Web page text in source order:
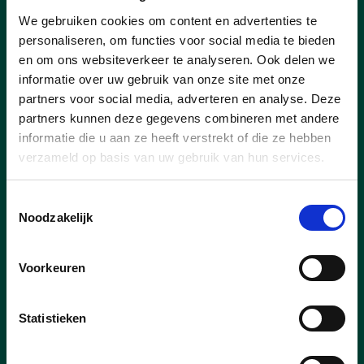
We gebruiken cookies om content en advertenties te
personaliseren, om functies voor social media te bieden
en om ons websiteverkeer te analyseren. Ook delen we
informatie over uw gebruik van onze site met onze
partners voor social media, adverteren en analyse. Deze
partners kunnen deze gegevens combineren met andere
informatie die u aan ze heeft verstrekt of die ze hebben
verzameld op basis van uw gebruik van hun services.
Noodzakelijk
Voorkeuren
Statistieken
lees meer